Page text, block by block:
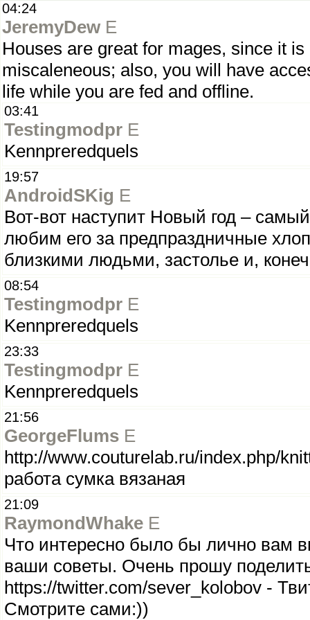
04:24
JeremyDew E
Houses are great for mages, since it
miscaleneous; also, you will have
life while you are fed and offline.
03:41
Testingmodpr E
Kennpreredquels
19:57
AndroidSKig E
Вот-вот наступит Новый год –
любим его за предпраздничные
близкими людьми, застолье и,
08:54
Testingmodpr E
Kennpreredquels
23:33
Testingmodpr E
Kennpreredquels
21:56
GeorgeFlums E
http://www.couturelab.ru/index.php/
работа сумка вязаная
21:09
RaymondWhake E
Что интересно было бы лично вам
ваши советы. Очень прошу
https://twitter.com/sever_kolobov -
Смотрите сами:))